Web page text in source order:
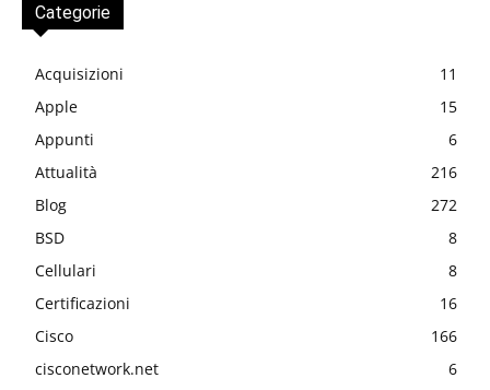
Categorie
Acquisizioni
11
Apple
15
Appunti
6
Attualità
216
Blog
272
BSD
8
Cellulari
8
Certificazioni
16
Cisco
166
cisconetwork.net
6